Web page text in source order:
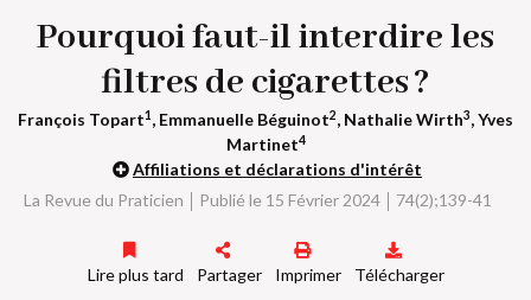
de
l'utilisateur
Pourquoi faut-il interdire les
filtres de cigarettes ?
François Topart1, Emmanuelle Béguinot2, Nathalie Wirth3, Yves
Martinet4
Affiliations et déclarations d'intérêt
La Revue du Praticien
Publié le 15 Février 2024 74(2);139-41
Lire plus tard Partager Imprimer Télécharger